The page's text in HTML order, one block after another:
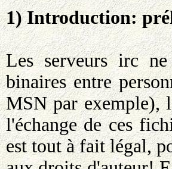
1) Introduction:
Les serveurs irc
binaires entre
MSN par exemple),
l'échange de ces
est tout à fait légal,